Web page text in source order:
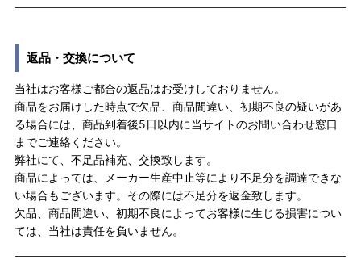
返品・交換について
当社はお客様ご都合の返品はお受けしておりません。
商品をお届けした時点で欠品、商品間違い、初期不良の疑いがあ
る場合には、商品到着後5日以内に当サイトのお問い合わせ窓口
までご連絡ください。
弊社にて、不足品補充、交換致します。
商品によっては、メーカー生産中止等により不足分を調達できな
い場合もございます。その際には不足分を返金致します。
欠品、商品間違い、初期不良によってお客様に生じる損害につい
ては、当社は責任を負いません。